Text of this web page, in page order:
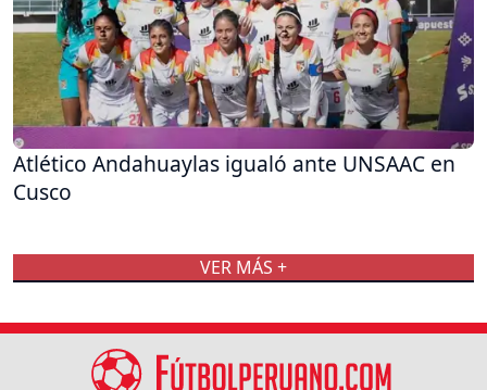
Atlético Andahuaylas igualó ante UNSAAC en
Cusco
VER MÁS +